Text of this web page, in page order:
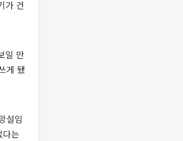
가 건
일 만
게 됐
설임
는